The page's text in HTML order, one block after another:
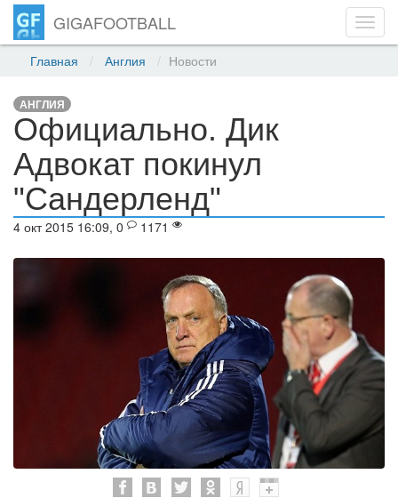
GIGAFOOTBALL
Главная Англия Новости
АНГЛИЯ
Официально. Дик
Адвокат покинул
"Сандерленд"
4 окт 2015 16:09, 0 1171